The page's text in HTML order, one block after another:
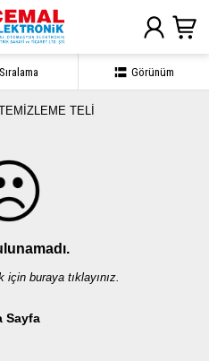
TELİ
buraya tıklayınız.
Sayfa
Sıralama Görünüm